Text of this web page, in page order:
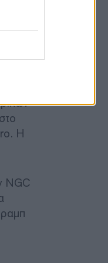
Η
NGC